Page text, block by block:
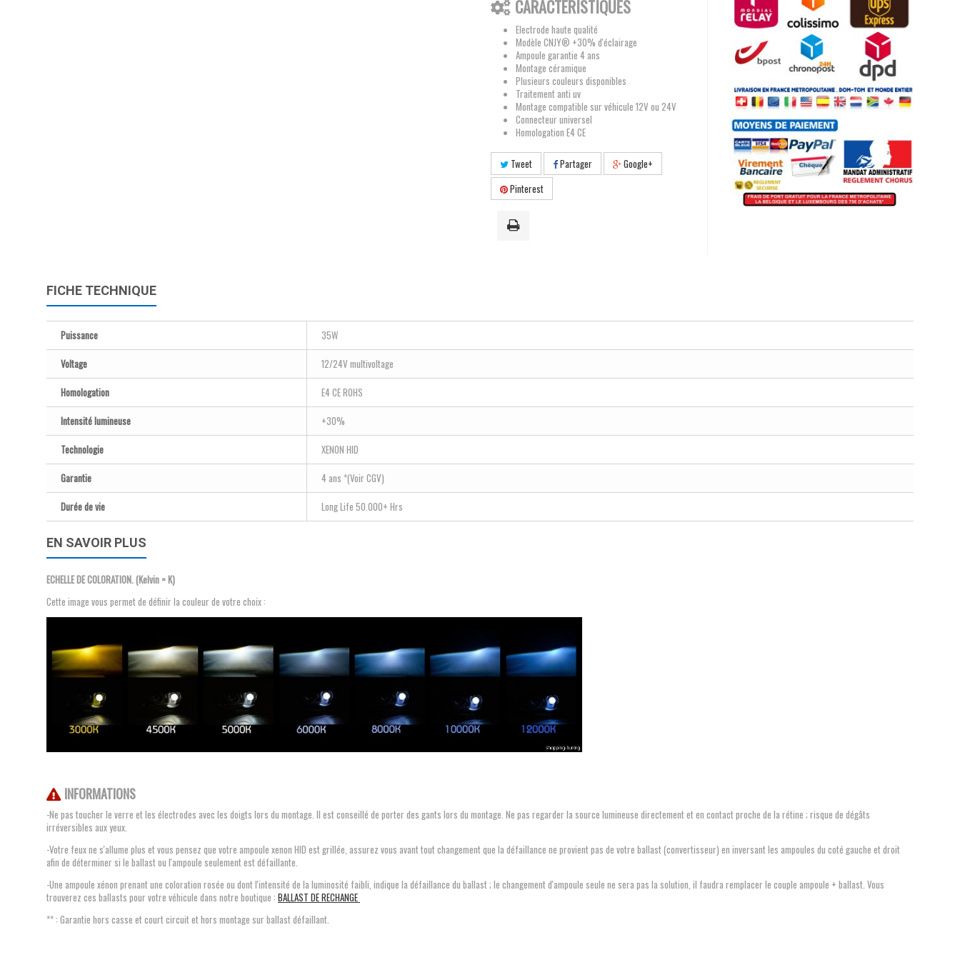
CARACTÉRISTIQUES
Electrode haute qualité
Modèle CNJY® +30% d'éclairage
Ampoule garantie 4 ans
Montage céramique
Plusieurs couleurs disponibles
Traitement anti uv
Montage compatible sur véhicule 12V ou 24V
Connecteur universel
Homologation E4 CE
Tweet Partager
Google+
Pinterest
FICHE TECHNIQUE
Puissance
35W
Voltage
12/24V multivoltage
Homologation
E4 CE ROHS
Intensité lumineuse
+30%
Technologie
XENON HID
Garantie
4 ans *(Voir CGV)
Durée de vie
Long Life 50.000+ Hrs
EN SAVOIR PLUS
ECHELLE DE COLORATION. (Kelvin = K)
Cette image vous permet de définir la couleur de votre choix :
INFORMATIONS
-Ne pas toucher le verre et les électrodes avec les doigts lors du montage. Il est conseillé de porter des gants lors du montage. Ne pas regarder la source lumineuse directement et en contact proche de la rétine ; risque de dégâts
irréversibles aux yeux.
-Votre feux ne s'allume plus et vous pensez que votre ampoule xenon HID est grillée, assurez vous avant tout changement que la défaillance ne provient pas de votre ballast (convertisseur) en inversant les ampoules du coté gauche et droit
afin de déterminer si le ballast ou l'ampoule seulement est défaillante.
-Une ampoule xénon prenant une coloration rosée ou dont l'intensité de la luminosité faibli, indique la défaillance du ballast ; le changement d'ampoule seule ne sera pas la solution, il faudra remplacer le couple ampoule + ballast. Vous
trouverez ces ballasts pour votre véhicule dans notre boutique : BALLAST DE RECHANGE
** : Garantie hors casse et court circuit et hors montage sur ballast défaillant.